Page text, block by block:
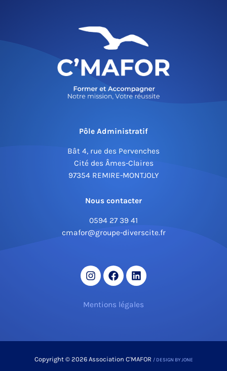
Pôle Administratif
Bât 4, rue des Pervenches
Cité des Âmes-Claires
97354 REMIRE-MONTJOLY
Nous contacter
0594 27 39 41
cmafor@groupe-diverscite.fr
Mentions légales
Copyright © 2026 Association C'MAFOR / DESIGN BY JONE